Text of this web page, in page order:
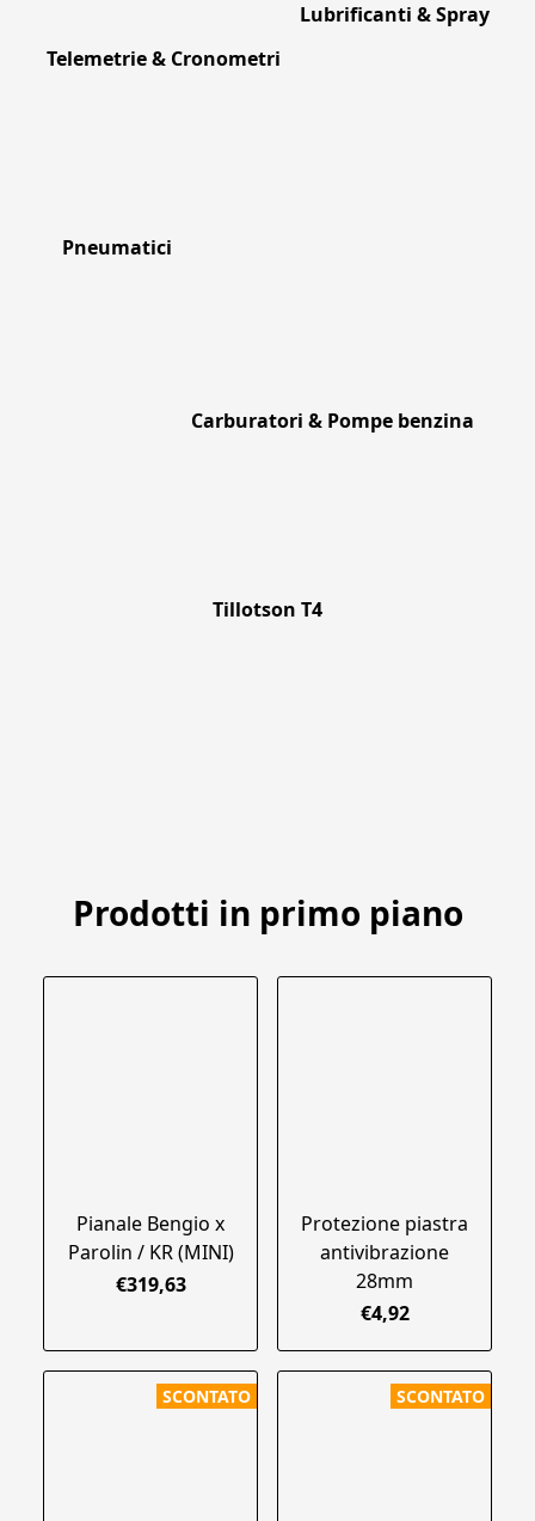
Telemetrie & Cronometri
Lubrificanti & Spray
Pneumatici
Carburatori & Pompe benzina
Tillotson T4
Prodotti in primo piano
Pianale Bengio x
Parolin / KR (MINI)
€319,63
Protezione piastra
antivibrazione
28mm
€4,92
SCONTATO SCONTATO